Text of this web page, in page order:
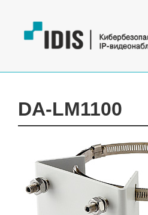
DA-LM1100